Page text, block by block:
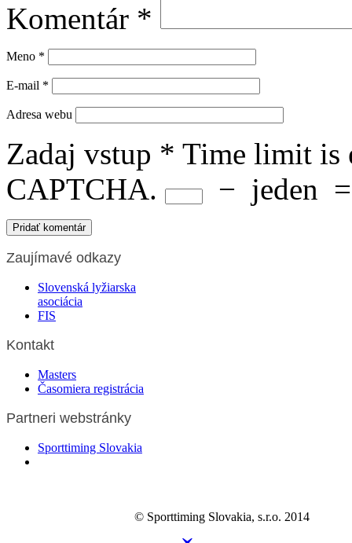
Komentár *
Meno *
E-mail *
Adresa webu
Zadaj vstup * Time limit is
CAPTCHA.
− jeden
Zaujímavé odkazy
Slovenská lyžiarska
asociácia
FIS
Kontakt
Masters
Časomiera registrácia
Partneri webstránky
Sporttiming Slovakia
© Sporttiming Slovakia, s.r.o. 2014